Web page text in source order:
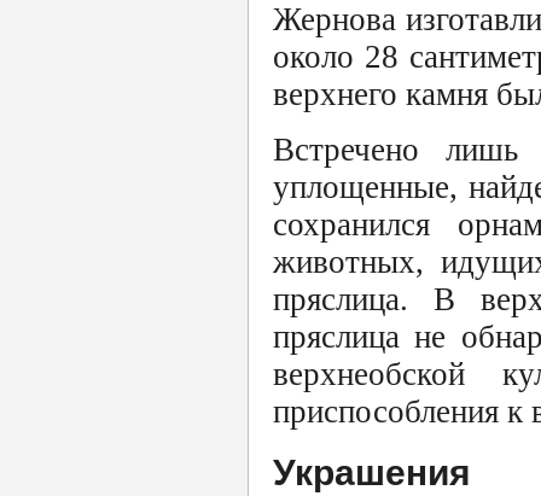
Жернова
около 28
верхнего камня
Встречено лишь
уплощенные,
сохранился
животных,
пряслица. В
пряслица не
верхнеобской
приспособления к
Украшения